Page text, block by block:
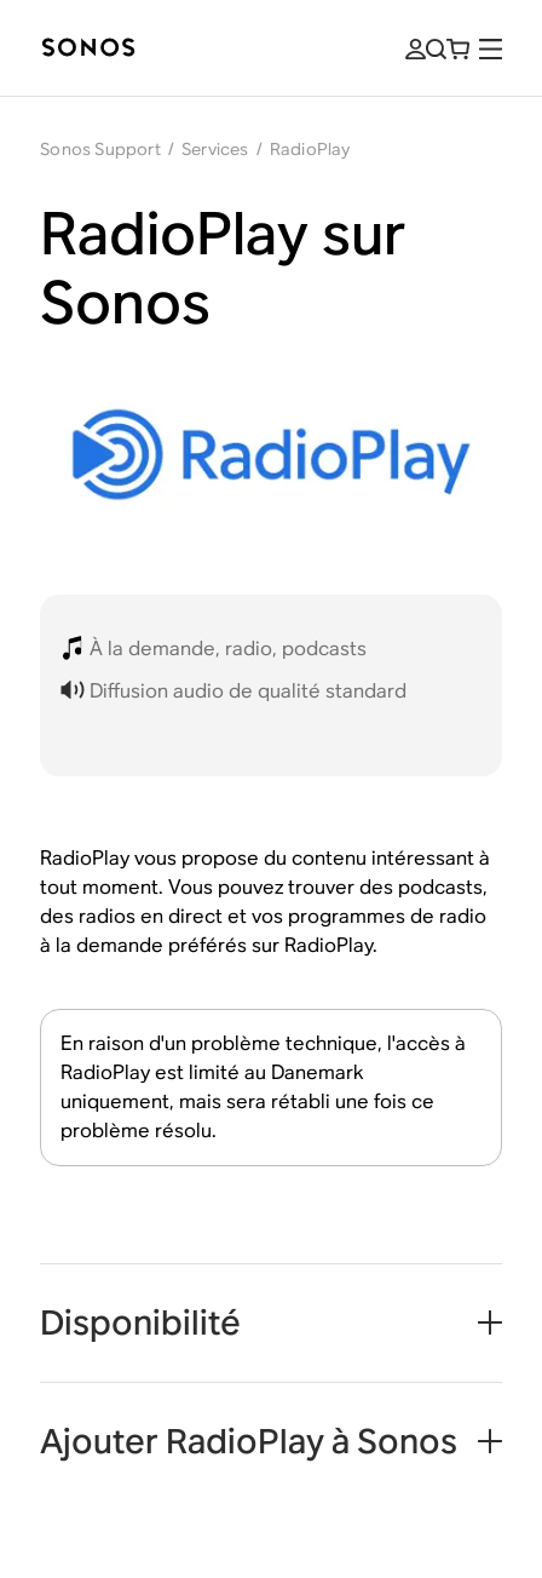
Sonos Support / Services / RadioPlay
RadioPlay sur
Sonos
À la demande, radio, podcasts
Diffusion audio de qualité standard
RadioPlay vous propose du contenu intéressant à
tout moment. Vous pouvez trouver des podcasts,
des radios en direct et vos programmes de radio
à la demande préférés sur RadioPlay.
En raison d'un problème technique, l'accès à
RadioPlay est limité au Danemark
uniquement, mais sera rétabli une fois ce
problème résolu.
Disponibilité
Ajouter RadioPlay à Sonos